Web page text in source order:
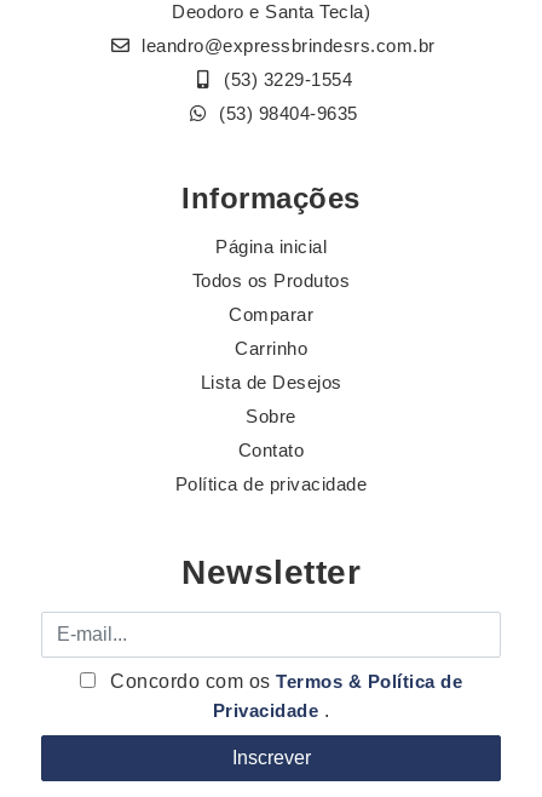
Deodoro e Santa Tecla)
leandro@expressbrindesrs.com.br
(53) 3229-1554
(53) 98404-9635
Informações
Página inicial
Todos os Produtos
Comparar
Carrinho
Lista de Desejos
Sobre
Contato
Política de privacidade
Newsletter
E-mail
Concordo com osTermos & Política de
Privacidade .